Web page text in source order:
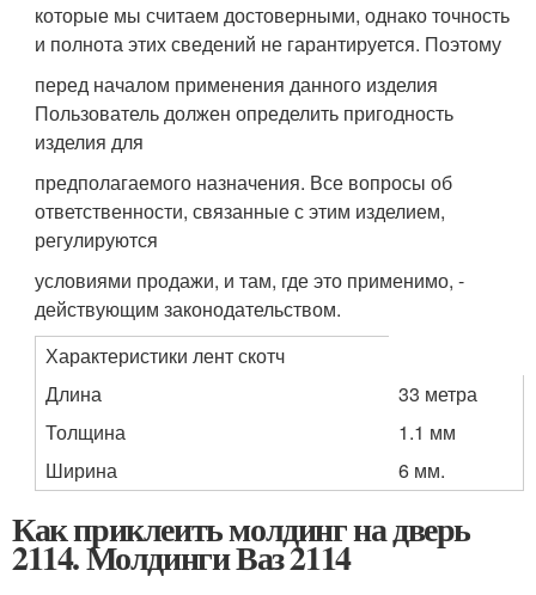
которые мы считаем достоверными, однако точность
и полнота этих сведений не гарантируется. Поэтому
перед началом применения данного изделия
Пользователь должен определить пригодность
изделия для
предполагаемого назначения. Все вопросы об
ответственности, связанные с этим изделием,
регулируются
условиями продажи, и там, где это применимо, -
действующим законодательством.
Характеристики лент скотч
Длина
33 метра
Толщина
1.1 мм
Ширина
6 мм.
Как приклеить молдинг на дверь
2114. Молдинги Ваз 2114